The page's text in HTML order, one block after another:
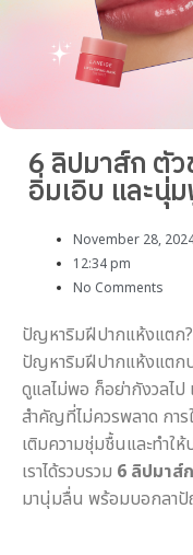
6 ลิปมาส์ก ตั
อิ่มเอิบ และนุ่
November 28,
12:34 pm
No Comments
ปัญหาริมฝีปากแห้งแตก?
ปัญหาริมฝีปากแห้งแตกบ่
ดูแลไม่พอ ก็อย่ากังวลไป
สำคัญที่ไม่ควรพลาด กา
เติมความชุ่มชื้นและทำใ
เราได้รวบรวม 6 ลิปมาส์
มานุ่มลื่น พร้อมบอกลาปั